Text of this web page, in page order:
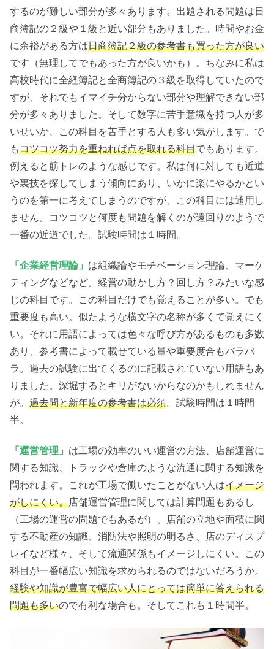
するのが難しい部分が多々あります。出題される問題は日
商簿記の２級や１級と近い部分もありました。時間やお金
に余裕がある方は日商簿記２級の参考書も買った方が良い
です（無理してでもあった方が良いかも）。ちなみに私は
高校時代に全経簿記と全商簿記の３級を取得していたので
すが、それでもイマイチ分からない部分や理解できない部
分が多々ありました。そして数字に苦手意識を持つ人が多
いせいか、この科目を苦手とする人も多い気がします。で
もコツコツ努力を重ねれば点を取れる科目でもあります。
例えると筋トレのような感じです。私は何に対しても近道
や裏技を探してしまう傾向にあり、いかに楽にやるかとい
うのを第一に考えてしまうのですが、この科目には通用し
ません。コツコツと何度も問題を解くのが遠回りのようで
一番の近道でした。試験時間は１時間。
「企業経営理論」 は組織論やモチベーション理論、マーケ
ティングなどなど。経営の動かし方？回し方？みたいな感
じの科目です。この科目だけでも覚えることが多い。でも
重要度も高い。似たような横文字の名称が多くて覚えにく
い。それに用語によっては色々な呼び方があるものも多数
あり、参考書によって載せている量や重要度合もバラバ
ラ。過去の試験に出てくるのに記載されていない用語もあ
りました。深堀するとキリがないからなのかもしれません
が。 過去問と新年度の参考書は必須。試験時間は１時間
半。
「運営管理」 は工場の効率のいい運営の方法、店舗運営に
関する知識、トラックや倉庫のような流通に関する知識を
問われます。これが工場で働いたことがない人はイメージ
がしにくい。店舗運営管理に関しては計算問題もあるし
（工場の運営の問題でもあるが）、店舗の立地や面積に関
する不動産の知識、消防法や照明の明るさ、店のディスプ
レイなど様々、そして流通関係もイメージしにくい。この
科目が一番幅広い知識を求められるのではないだろうか。
経験や知識が豊富で幅広い人にとっては簡単に答えられる
問題も多いので有利な場合も。そしてこれも１時間半。